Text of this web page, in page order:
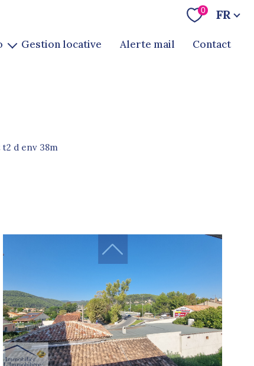
0 Langue
FR
gestion locative alerte mail contact
t2 d env 38m